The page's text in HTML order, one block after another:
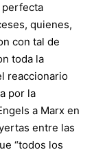
perfecta
quienes,
con tal de
toda la
reaccionario
por la
a Marx en
entre las
“todos los